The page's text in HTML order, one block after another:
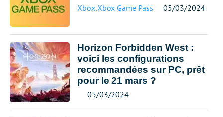
Xbox,Xbox Game Pass 05/03/2024
Horizon Forbidden West :
voici les configurations
recommandées sur PC, prêt
pour le 21 mars ?
05/03/2024